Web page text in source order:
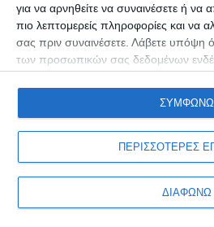
για να αρνηθείτε να συναινέσετε ή
πιο λεπτομερείς πληροφορίες και να
σας πριν συναινέσετε. Λάβετε υπόψη
των προσωπικών σας δεδομένων
την επεξεργασία. Οι προτιμήσεις
τον ιστότοπο. Μπορείτε να αλλάξετε
επιστρέφοντας σε αυτόν τον ιστότοπο
κουμπί "Απορρήτου" στο κάτω μέρος
ΠΕΡΙΣΣΟΤΕΡΕΣ
ΔΙΑΦΩΝΩ
ΣΥΜΦΩΝΩ
Copyright © Adiakritos.gr 2026.
Προσωπικά δεδομένα